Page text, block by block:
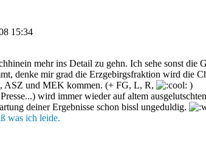
15:34
mehr ins Detail zu gehn. Ich sehe sonst die
denke mir grad die Erzgebirgsfraktion wird die
ASZ und MEK kommen. (+ FG, L, R,
)
wird immer wieder auf altem
deiner Ergebnisse schon bissl ungeduldig.
was ich leide.